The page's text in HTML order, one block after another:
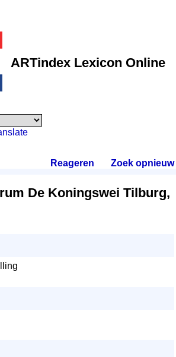
ARTindex Lexicon Online
Reageren Zoek opnieuw.
De Koningswei Tilburg,